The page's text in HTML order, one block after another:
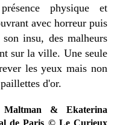
physique et
avec horreur puis
insu, des malheurs
sur la ville. Une seule
les yeux mais non
d'or.
Maltman & Ekaterina